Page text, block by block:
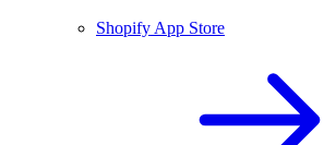
Shopify App Store